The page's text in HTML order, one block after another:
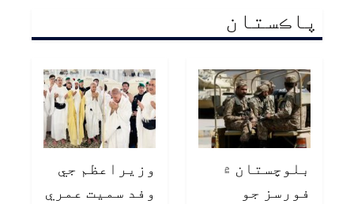
پاڪستان
بلوچستان ۾
فورسز جو
وزيراعظم جي
وفد سميت عمري